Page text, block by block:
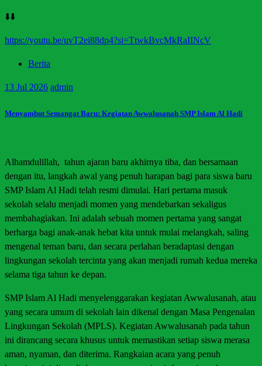
⬇️⬇️
https://youtu.be/uvT2ei88dp4?si=TtwkBvcMkRaIINcV
Berita
13 Jul 2026 admin
Menyambut Semangat Baru: Kegiatan Awwalusanah SMP Islam Al Hadi
Alhamdulillah, tahun ajaran baru akhirnya tiba, dan bersamaan
dengan itu, langkah awal yang penuh harapan bagi para siswa baru
SMP Islam Al Hadi telah resmi dimulai. Hari pertama masuk
sekolah selalu menjadi momen yang mendebarkan sekaligus
membahagiakan. Ini adalah sebuah momen pertama yang sangat
berharga bagi anak-anak hebat kita untuk mulai melangkah, saling
mengenal teman baru, dan secara perlahan beradaptasi dengan
lingkungan sekolah tercinta yang akan menjadi rumah kedua mereka
selama tiga tahun ke depan.
SMP Islam Al Hadi menyelenggarakan kegiatan Awwalusanah, atau
yang secara umum di sekolah lain dikenal dengan Masa Pengenalan
Lingkungan Sekolah (MPLS). Kegiatan Awwalusanah pada tahun
ini dirancang secara khusus untuk memastikan setiap siswa merasa
aman, nyaman, dan diterima. Rangkaian acara yang penuh